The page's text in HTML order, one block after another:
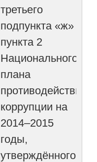
третьего
подпункта «ж»
пункта 2
Национального
плана
противодействия
коррупции на
2014–2015
годы,
утверждённого